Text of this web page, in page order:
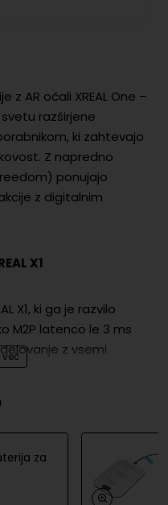
AR očali XREAL One –
razširjene
ki zahtevajo
Z napredno
ponujajo
z digitalnim
X1
X1, ki ga je razvilo
M2P latenco le 3 ms
z vsemi
latenca in
frekvenca sličic in
pa dvigujeta
za